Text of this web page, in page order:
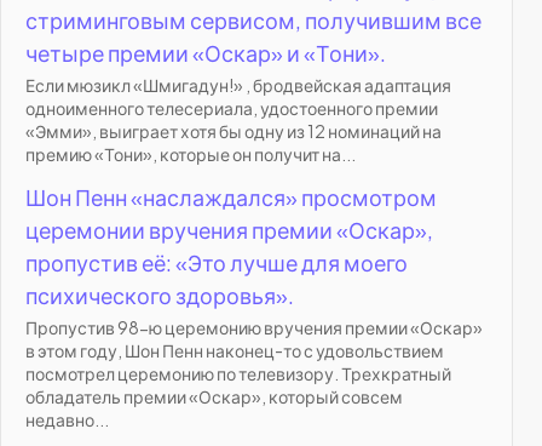
стриминговым сервисом, получившим все
четыре премии «Оскар» и «Тони».
Если мюзикл «Шмигадун!» , бродвейская адаптация
одноименного телесериала, удостоенного премии
«Эмми», выиграет хотя бы одну из 12 номинаций на
премию «Тони», которые он получит на...
Шон Пенн «наслаждался» просмотром
церемонии вручения премии «Оскар»,
пропустив её: «Это лучше для моего
психического здоровья».
Пропустив 98-ю церемонию вручения премии «Оскар»
в этом году, Шон Пенн наконец-то с удовольствием
посмотрел церемонию по телевизору. Трехкратный
обладатель премии «Оскар», который совсем
недавно...